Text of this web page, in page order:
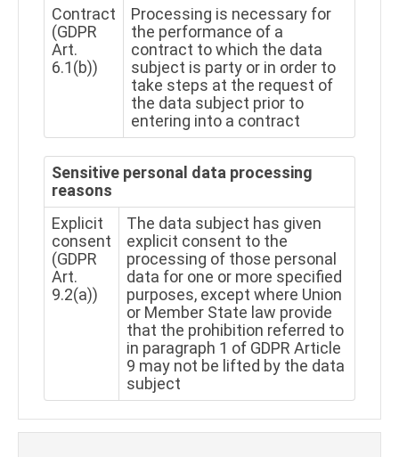
Contract
(GDPR
Art.
6.1(b))
Processing is necessary for
the performance of a
contract to which the data
subject is party or in order to
take steps at the request of
the data subject prior to
entering into a contract
Sensitive personal data processing
reasons
Explicit
consent
(GDPR
Art.
9.2(a))
The data subject has given
explicit consent to the
processing of those personal
data for one or more specified
purposes, except where Union
or Member State law provide
that the prohibition referred to
in paragraph 1 of GDPR Article
9 may not be lifted by the data
subject